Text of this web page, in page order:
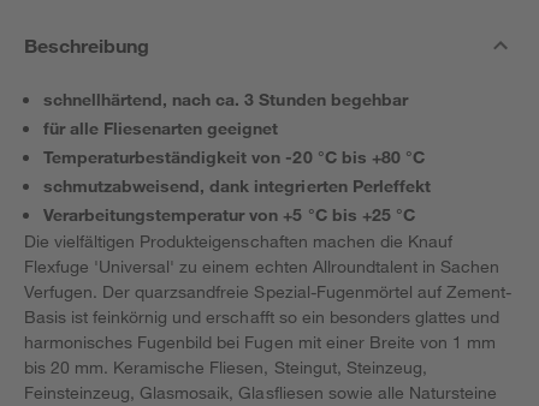
Beschreibung
schnellhärtend, nach ca. 3 Stunden begehbar
für alle Fliesenarten geeignet
Temperaturbeständigkeit von -20 °C bis +80 °C
schmutzabweisend, dank integrierten Perleffekt
Verarbeitungstemperatur von +5 °C bis +25 °C
Die vielfältigen Produkteigenschaften machen die Knauf
Flexfuge 'Universal' zu einem echten Allroundtalent in Sachen
Verfugen. Der quarzsandfreie Spezial-Fugenmörtel auf Zement-
Basis ist feinkörnig und erschafft so ein besonders glattes und
harmonisches Fugenbild bei Fugen mit einer Breite von 1 mm
bis 20 mm. Keramische Fliesen, Steingut, Steinzeug,
Feinsteinzeug, Glasmosaik, Glasfliesen sowie alle Natursteine